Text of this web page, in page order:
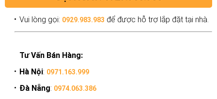
Vui lòng gọi: 0929.983.983 để được hỗ trợ lắp đặt tại nhà.
Tư Vấn Bán Hàng:
Hà Nội: 0971.163.999
Đà Nẵng: 0974.063.386